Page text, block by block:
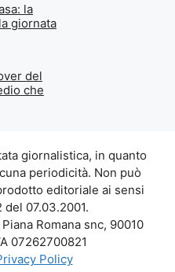
la
giornata
del
che
giornalistica, in quanto
periodicità. Non può
editoriale ai sensi
07.03.2001.
Romana snc, 90010
07262700821
Policy